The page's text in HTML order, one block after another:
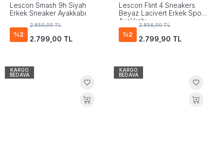
Lescon Smash 9h Siyah
Erkek Sneaker Ayakkabı
%2
2.850,00 TL
2.799,00 TL
Lescon Flınt 4 Sneakers
Beyaz Lacivert Erkek Spor
Ayakkabı
%2
2.856,00 TL
2.799,90 TL
KARGO
BEDAVA
KARGO
BEDAVA